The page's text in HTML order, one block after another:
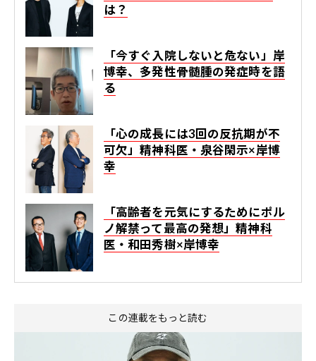
は？
「今すぐ入院しないと危ない」岸
博幸、多発性骨髄腫の発症時を語
る
「心の成長には3回の反抗期が不
可欠」精神科医・泉谷閑示×岸博
幸
「高齢者を元気にするためにポル
ノ解禁って最高の発想」精神科
医・和田秀樹×岸博幸
この連載をもっと読む